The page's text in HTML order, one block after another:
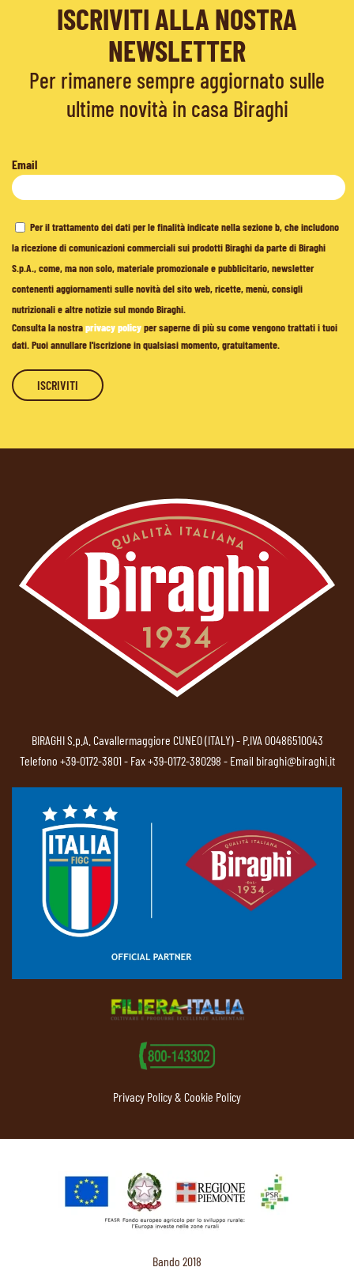
ISCRIVITI ALLA NOSTRA
NEWSLETTER
Per rimanere sempre aggiornato sulle
ultime novità in casa Biraghi
Email
Per il trattamento dei dati per le finalità indicate nella sezione b, che includono
la ricezione di comunicazioni commerciali sui prodotti Biraghi da parte di Biraghi
S.p.A., come, ma non solo, materiale promozionale e pubblicitario, newsletter
contenenti aggiornamenti sulle novità del sito web, ricette, menù, consigli
nutrizionali e altre notizie sul mondo Biraghi.
Consulta la nostraprivacy policyper saperne di più su come vengono trattati i tuoi
dati. Puoi annullare l'iscrizione in qualsiasi momento, gratuitamente.
BIRAGHI S.p.A. Cavallermaggiore CUNEO (ITALY) - P.IVA 00486510043
Telefono +39-0172-3801- Fax +39-0172-380298 - Email biraghi@biraghi.it
Privacy Policy & Cookie Policy
Bando 2018